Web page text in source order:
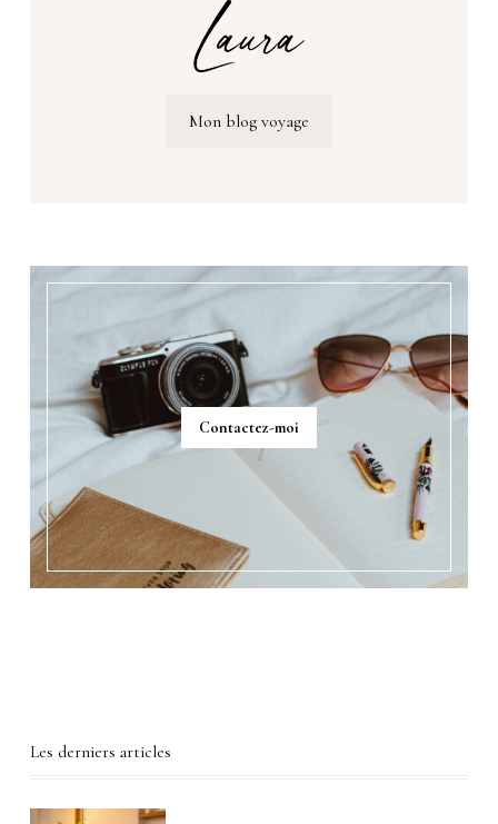
Mon blog voyage
Contactez-moi
Les derniers articles